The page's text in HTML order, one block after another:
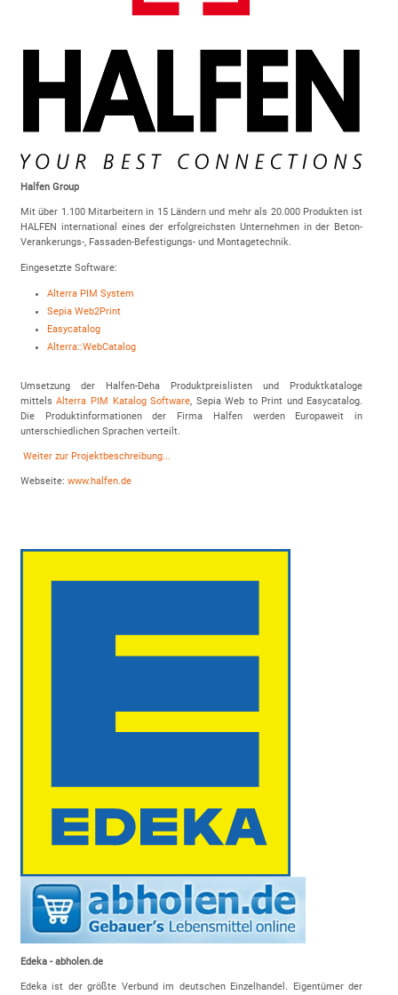
Halfen Group
Mit über 1.100 Mitarbeitern in 15 Ländern und mehr als 20.000 Produkten ist
HALFEN international eines der erfolgreichsten Unternehmen in der Beton-
Verankerungs-, Fassaden-Befestigungs- und Montagetechnik.
Eingesetzte Software:
Alterra PIM System
Sepia Web2Print
Easycatalog
Alterra::WebCatalog
Umsetzung der Halfen-Deha Produktpreislisten und Produktkataloge
mittelsAlterra PIM Katalog Software, Sepia Web to Print und Easycatalog.
Die Produktinformationen der Firma Halfen werden Europaweit in
unterschiedlichen Sprachen verteilt.
Weiter zur Projektbeschreibung...
Webseite: www.halfen.de
Edeka - abholen.de
Edeka ist der größte Verbund im deutschen Einzelhandel. Eigentümer der